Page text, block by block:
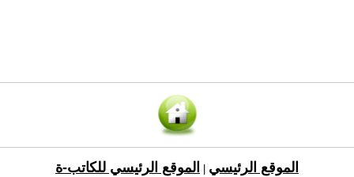
الموقع الرئيسي الموقع الرئيسي للكاتب-ة